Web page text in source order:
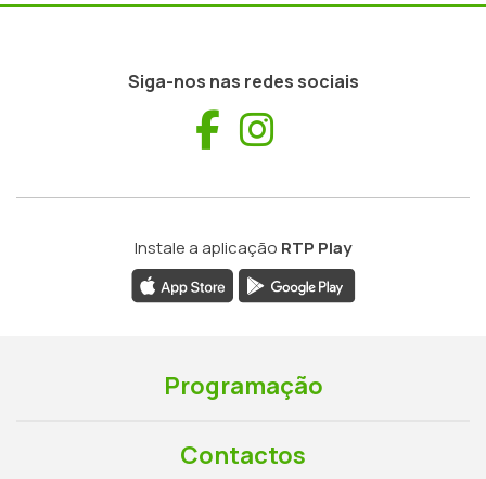
Siga-nos nas redes sociais
Facebook
Instale a aplicação RTP Play
Programação
Contactos